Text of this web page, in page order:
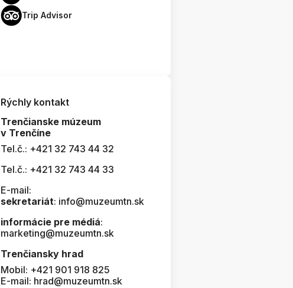
Trip Advisor
Rýchly kontakt
Trenčianske múzeum
v Trenčíne
Tel.č.: +421 32 743 44 32
Tel.č.: +421 32 743 44 33
E-mail:
sekretariát: info@muzeumtn.sk
informácie pre médiá:
marketing@muzeumtn.sk
Trenčiansky hrad
Mobil: +421 901 918 825
E-mail: hrad@muzeumtn.sk